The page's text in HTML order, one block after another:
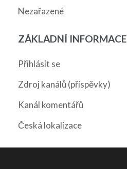
Nezařazené
ZÁKLADNÍ INFORMACE
Přihlásit se
Zdroj kanálů (příspěvky)
Kanál komentářů
Česká lokalizace